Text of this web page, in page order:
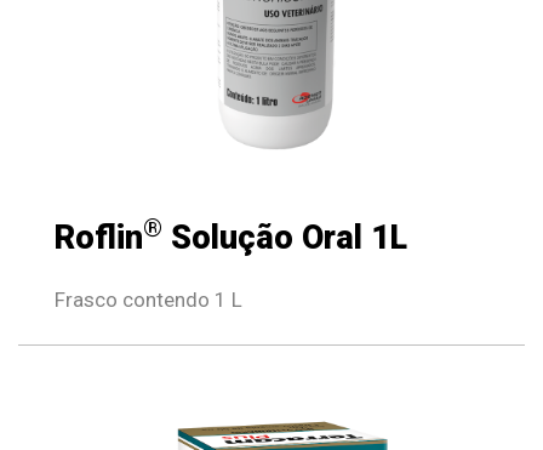
Roflin® Solução Oral 1L
Frasco contendo 1 L